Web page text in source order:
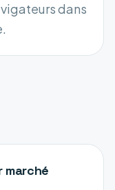
dans
marché